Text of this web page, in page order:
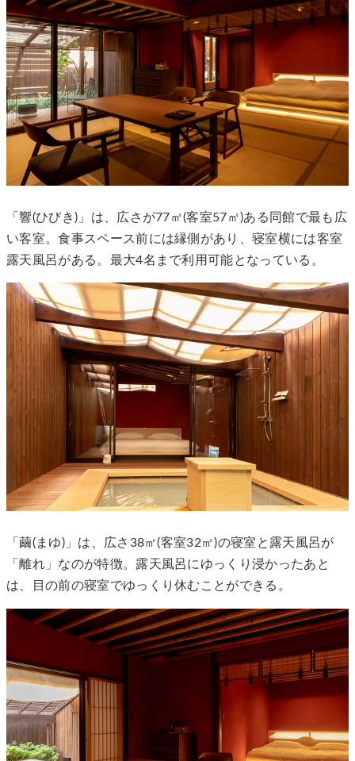
「響(ひびき)」は、広さが77㎡(客室57㎡)ある同館で最も広
い客室。食事スペース前には縁側があり、寝室横には客室
露天風呂がある。最大4名まで利用可能となっている。
「繭(まゆ)」は、広さ38㎡(客室32㎡)の寝室と露天風呂が
「離れ」なのが特徴。露天風呂にゆっくり浸かったあと
は、目の前の寝室でゆっくり休むことができる。